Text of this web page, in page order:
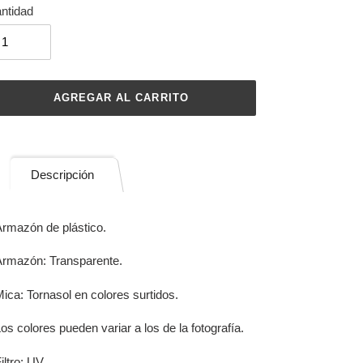
AGREGAR AL CARRITO
Descripción
de plástico.
Transparente.
Tornasol en colores surtidos.
colores pueden variar a los de la fotografía.